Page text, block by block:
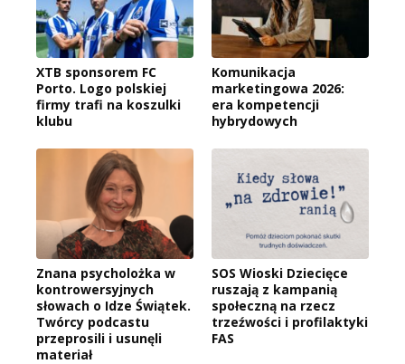
XTB sponsorem FC
Porto. Logo polskiej
firmy trafi na koszulki
klubu
Komunikacja
marketingowa 2026:
era kompetencji
hybrydowych
Znana psycholożka w
kontrowersyjnych
słowach o Idze Świątek.
Twórcy podcastu
przeprosili i usunęli
materiał
SOS Wioski Dziecięce
ruszają z kampanią
społeczną na rzecz
trzeźwości i profilaktyki
FAS